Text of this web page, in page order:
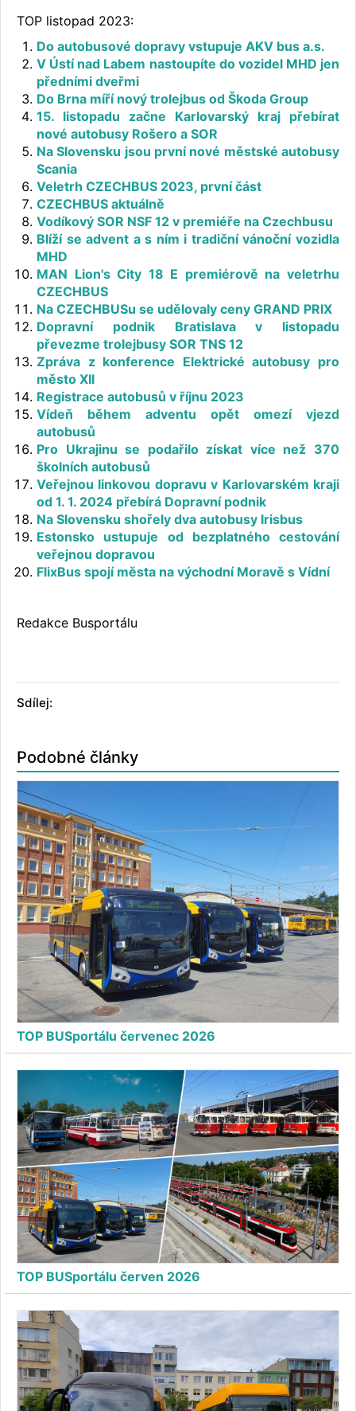
TOP listopad 2023:
Do autobusové dopravy vstupuje AKV bus a.s.
V Ústí nad Labem nastoupíte do vozidel MHD jen
předními dveřmi
Do Brna míří nový trolejbus od Škoda Group
15. listopadu začne Karlovarský kraj přebírat
nové autobusy Rošero a SOR
Na Slovensku jsou první nové městské autobusy
Scania
Veletrh CZECHBUS 2023, první část
CZECHBUS aktuálně
Vodíkový SOR NSF 12 v premiéře na Czechbusu
Blíží se advent a s ním i tradiční vánoční vozidla
MHD
MAN Lion's City 18 E premiérově na veletrhu
CZECHBUS
Na CZECHBUSu se udělovaly ceny GRAND PRIX
Dopravní podnik Bratislava v listopadu
převezme trolejbusy SOR TNS 12
Zpráva z konference Elektrické autobusy pro
město XII
Registrace autobusů v říjnu 2023
Vídeň během adventu opět omezí vjezd
autobusů
Pro Ukrajinu se podařilo získat více než 370
školních autobusů
Veřejnou linkovou dopravu v Karlovarském kraji
od 1. 1. 2024 přebírá Dopravní podnik
Na Slovensku shořely dva autobusy Irisbus
Estonsko ustupuje od bezplatného cestování
veřejnou dopravou
FlixBus spojí města na východní Moravě s Vídní
Redakce Busportálu
Sdílej:
Podobné články
TOP BUSportálu červenec 2026
TOP BUSportálu červen 2026